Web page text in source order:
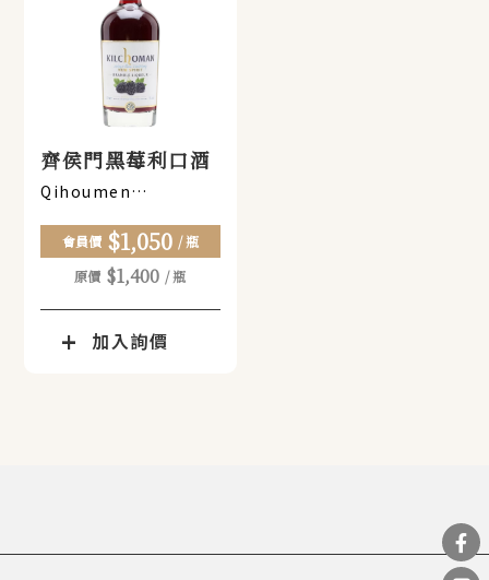
齊侯門黑莓利口酒
Qihoumen
會員價 $1,050 / 瓶
原價 $1,400 / 瓶
加入詢價